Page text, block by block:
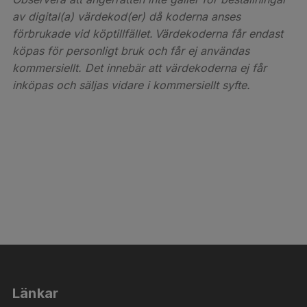
av digital(a) värdekod(er) då koderna anses
förbrukade vid köptillfället. Värdekoderna får endast
köpas för personligt bruk och får ej användas
kommersiellt. Det innebär att värdekoderna ej får
inköpas och säljas vidare i kommersiellt syfte.
Länkar